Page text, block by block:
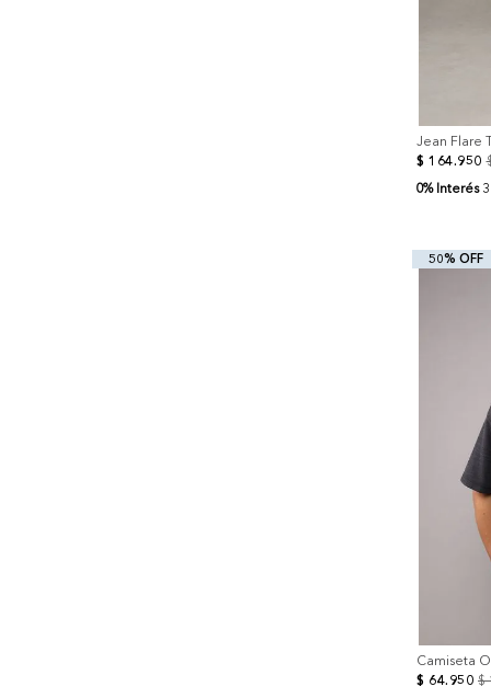
Jean Flare
$ 164.950
0% Interés
50% OFF
Camiseta
$ 64. 950 $